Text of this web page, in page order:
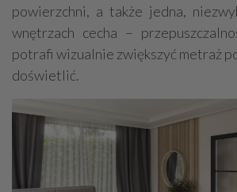
powierzchni, a także jedna,
wnętrzach cecha –
potrafi wizualnie zwiększyć metraż
doświetlić.